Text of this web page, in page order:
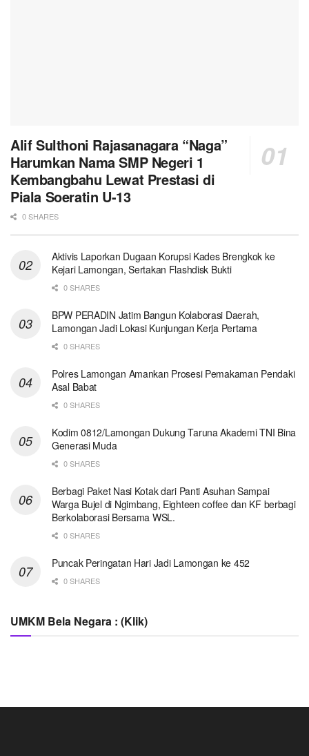
Alif Sulthoni Rajasanagara “Naga”
Harumkan Nama SMP Negeri 1
Kembangbahu Lewat Prestasi di
Piala Soeratin U-13
0 SHARES
Aktivis Laporkan Dugaan Korupsi Kades Brengkok ke
Kejari Lamongan, Sertakan Flashdisk Bukti
0 SHARES
BPW PERADIN Jatim Bangun Kolaborasi Daerah,
Lamongan Jadi Lokasi Kunjungan Kerja Pertama
0 SHARES
Polres Lamongan Amankan Prosesi Pemakaman Pendaki
Asal Babat
0 SHARES
Kodim 0812/Lamongan Dukung Taruna Akademi TNI Bina
Generasi Muda
0 SHARES
Berbagi Paket Nasi Kotak dari Panti Asuhan Sampai
Warga Bujel di Ngimbang, Eighteen coffee dan KF berbagi
Berkolaborasi Bersama WSL.
0 SHARES
Puncak Peringatan Hari Jadi Lamongan ke 452
0 SHARES
UMKM Bela Negara : (Klik)